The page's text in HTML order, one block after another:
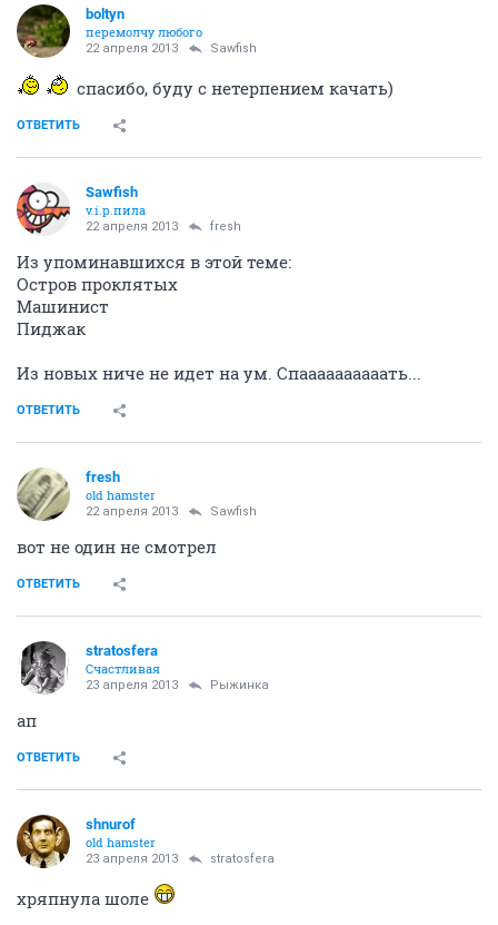
boltyn
перемолчу любого
22 апреля 2013 Sawfish
спасибо, буду с нетерпением качать)
ОТВЕТИТЬ
Sawfish
v.i.p.пила
22 апреля 2013 fresh
Из упоминавшихся в этой теме:
Остров проклятых
Машинист
Пиджак
Из новых ниче не идет на ум. Спаааааааааать...
ОТВЕТИТЬ
fresh
old hamster
22 апреля 2013 Sawfish
вот не один не смотрел
ОТВЕТИТЬ
stratosfera
Счастливая
23 апреля 2013 Рыжинка
ап
ОТВЕТИТЬ
shnurof
old hamster
23 апреля 2013 stratosfera
хряпнула шоле